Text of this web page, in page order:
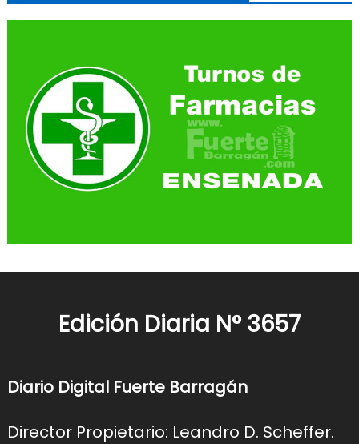
Edición Diaria N° 3657
Diario Digital Fuerte Barragán
Director Propietario: Leandro D. Scheffer.